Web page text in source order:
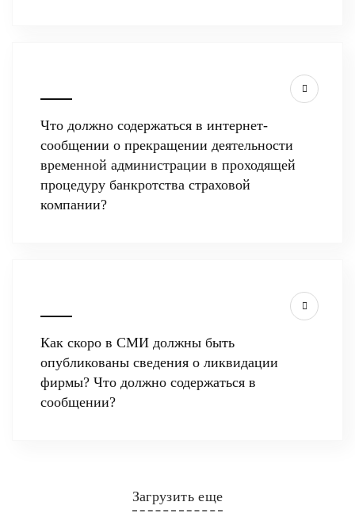
Что должно содержаться в интернет-
сообщении о прекращении деятельности
временной администрации в проходящей
процедуру банкротства страховой
компании?
Как скоро в СМИ должны быть
опубликованы сведения о ликвидации
фирмы? Что должно содержаться в
сообщении?
Загрузить еще